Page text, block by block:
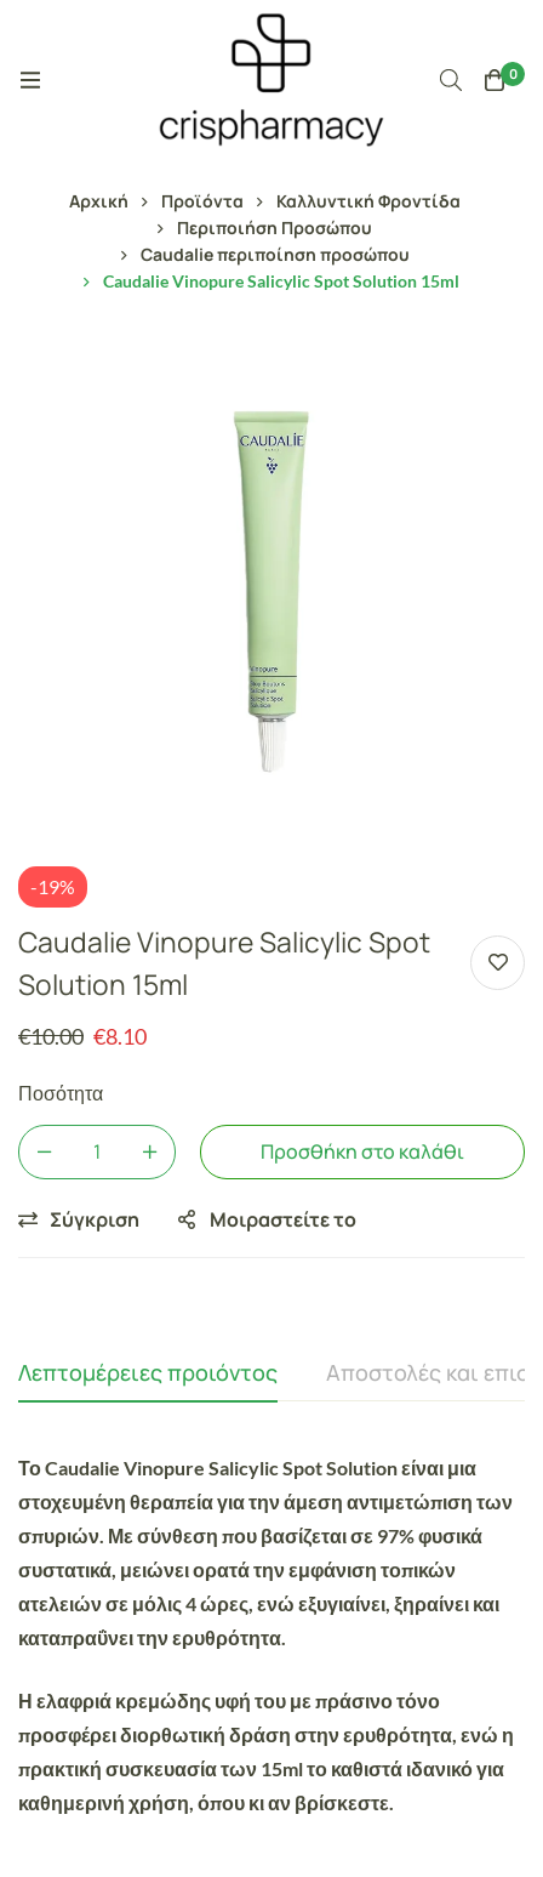
0
Αρχική Προϊόντα
Καλλυντική Φροντίδα
Περιποιήση Προσώπου
Caudalie περιποίηση προσώπου
Caudalie Vinopure Salicylic Spot Solution 15ml
-19%
Caudalie Vinopure Salicylic Spot
Solution 15ml
€10.00 €8.10
Ποσότητα
Προσθήκη στο καλάθι
Σύγκριση Μοιραστείτε το
Λεπτομέρειες προιόντος Αποστολές και
ΤοCaudalie Vinopure Salicylic Spot Solutionείναι μια
στοχευμένη θεραπεία για την άμεση αντιμετώπιση των
σπυριών. Με σύνθεση που βασίζεται σε 97% φυσικά
συστατικά , μειώνει ορατά την εμφάνιση τοπικών
ατελειών σε μόλις4 ώρες , ενώ εξυγιαίνει, ξηραίνει και
καταπραΰνει την ερυθρότητα.
Η ελαφριά κρεμώδης υφή του με πράσινο τόνο
προσφέρει διορθωτική δράση στην ερυθρότητα, ενώ η
πρακτική συσκευασία των 15mlτο καθιστά ιδανικό για
καθημερινή χρήση, όπου κι αν βρίσκεστε.